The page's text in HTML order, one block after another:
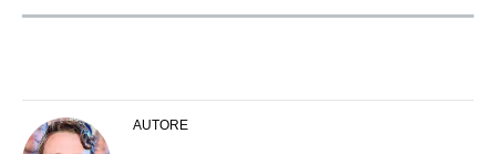
AUTORE